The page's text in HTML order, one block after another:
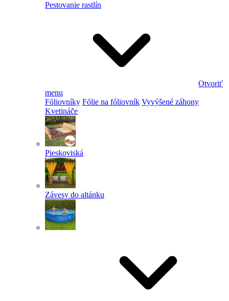
Pestovanie rastlín
Otvoriť
menu
Fóliovníky Fólie na fóliovník Vyvýšené záhony
Kvetináče
Pieskoviská
Závesy do altánku